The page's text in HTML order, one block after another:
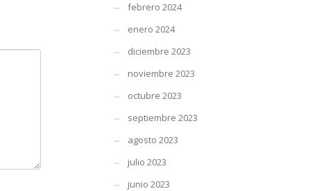
febrero 2024
enero 2024
diciembre 2023
noviembre 2023
octubre 2023
septiembre 2023
agosto 2023
julio 2023
junio 2023